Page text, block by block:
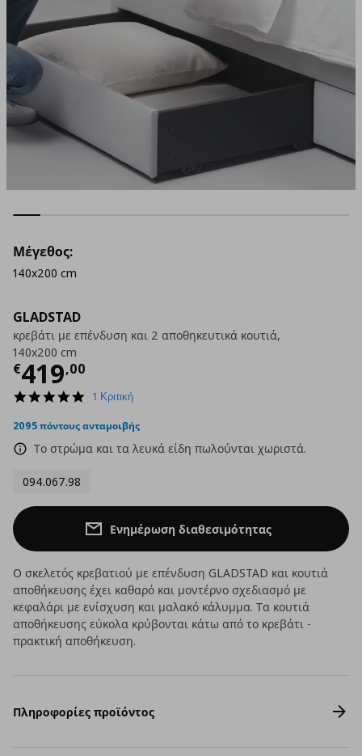
GLADSTAD
κρεβάτι με επένδυση και 2 αποθηκευτικά κουτιά,
140x200 cm
€419,00
Τρέχουσα τιμή
5.0
rating
1 Κριτική
2095 πόντους ανταμοιβής
Το στρώμα και τα λευκά είδη πωλούνται χωριστά.
094.067.98
Μέγεθος:
140x200 cm
Ενημέρωση διαθεσιμότητας
Ο σκελετός κρεβατιού με επένδυση GLADSTAD και κουτιά
αποθήκευσης έχει καθαρό και μοντέρνο σχεδιασμό με
κεφαλάρι με ενίσχυση και μαλακό κάλυμμα. Τα κουτιά
αποθήκευσης εύκολα κρύβονται κάτω από το κρεβάτι -
πρακτική αποθήκευση.
Πληροφορίες προϊόντος